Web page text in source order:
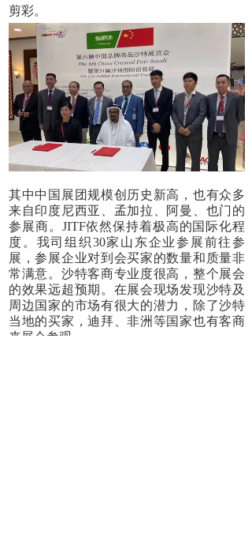
剪彩。
其中中国展团规模创历史新高，也有众多
来自印度尼西亚、孟加拉、阿曼、也门的
参展商。JITF依然保持着极高的国际化程
度。我司组织30家山东企业参展前往参
展，参展企业对到会买家的数量和质量非
常满意。沙特客商专业度很高，整个展会
的效果远超预期。在展会现场发现沙特及
周边国家的市场有很大的潜力，除了沙特
当地的买家，迪拜、非洲等国家也有客商
来展会参观。